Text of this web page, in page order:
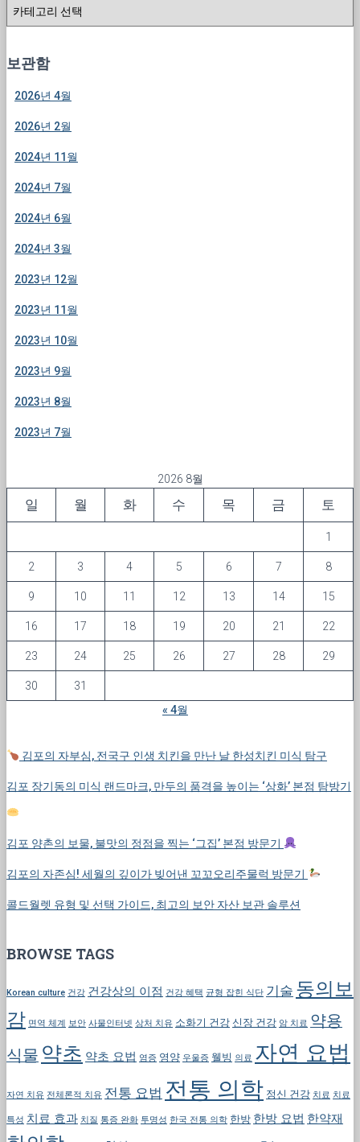
리
보관함
2026년 4월
2026년 2월
2024년 11월
2024년 7월
2024년 6월
2024년 3월
2023년 12월
2023년 11월
2023년 10월
2023년 9월
2023년 8월
2023년 7월
2026 8월
일 월 화 수 목 금 토
1
2 3 4 5 6 7 8
9 10 11 12 13 14 15
16 17 18 19 20 21 22
23 24 25 26 27 28 29
30
31
« 4월
김포의 자부심, 전국구 인생 치킨을 만난 날 한성치킨 미식 탐구
김포 장기동의 미식 랜드마크, 만두의 품격을 높이는 ‘상화’ 본점 탐방기
김포 양촌의 보물, 불맛의 정점을 찍는 ‘그집’ 본점 방문기
김포의 자존심! 세월의 깊이가 빚어낸 꼬꼬오리주물럭 방문기
콜드월렛 유형 및 선택 가이드, 최고의 보안 자산 보관 솔루션
BROWSE TAGS
Korean culture 건강 건강상의 이점 건강 혜택 균형 잡힌 식단 기술 동의보
감 면역 체계 보안 사물인터넷 상처 치유 소화기 건강 신장 건강 암 치료 약용
식물 약초 약초 요법 염증 영양 우울증 웰빙 의료 자연 요법
자연 치유 전체론적 치유 전통 요법 전통 의학 정신 건강 치료 치료
특성 치료 효과 치질 통증 완화 투명성 한국 전통 의학 한방 한방 요법 한약재